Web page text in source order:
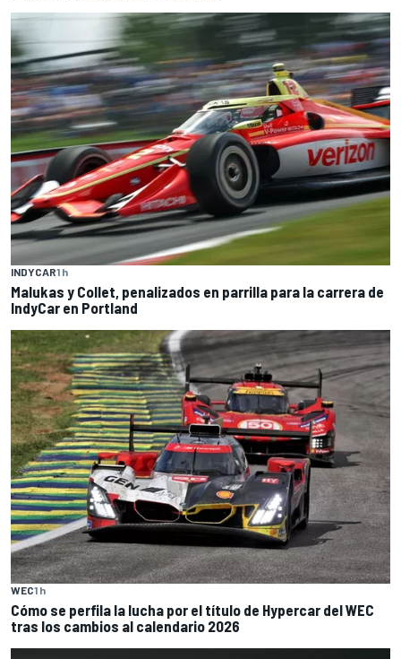
INDYCAR1 h
Malukas y Collet, penalizados en parrilla para la carrera de
IndyCar en Portland
WEC1 h
Cómo se perfila la lucha por el título de Hypercar del WEC
tras los cambios al calendario 2026